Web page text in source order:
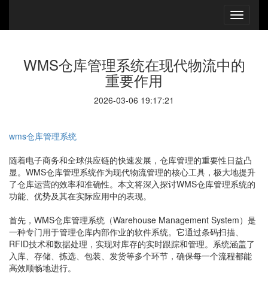
WMS仓库管理系统在现代物流中的
重要作用
2026-03-06 19:17:21
wms仓库管理系统
随着电子商务和全球供应链的快速发展，仓库管理的重要性日益凸
显。WMS仓库管理系统作为现代物流管理的核心工具，极大地提升
了仓库运营的效率和准确性。本文将深入探讨WMS仓库管理系统的
功能、优势及其在实际应用中的表现。
首先，WMS仓库管理系统（Warehouse Management System）是
一种专门用于管理仓库内部作业的软件系统。它通过条码扫描、
RFID技术和数据处理，实现对库存的实时跟踪和管理。系统涵盖了
入库、存储、拣选、包装、发货等多个环节，确保每一个流程都能
高效顺畅地进行。